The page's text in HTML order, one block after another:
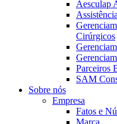
Aesculap
Cirúrgicos
Parceiros
SAM
Sobre nós
Empresa
Fatos e
Marca